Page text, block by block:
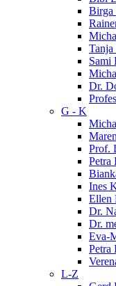
Birga
Tanja
Sami
Dr.
G - K
Prof.
Petra
Ines
Ellen
Dr.
Dr.
Eva-
Petra
L-Z